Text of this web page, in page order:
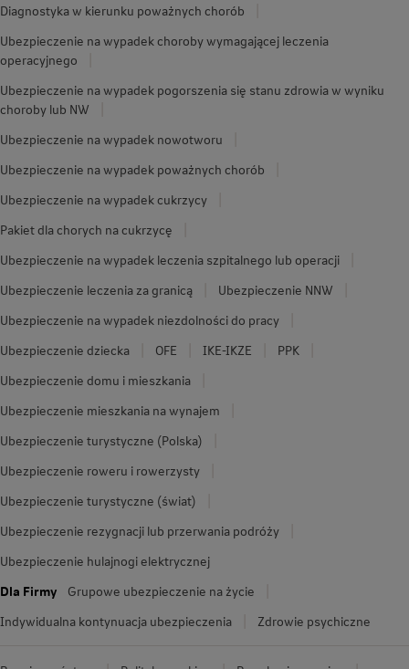
Diagnostyka w kierunku poważnych chorób
Ubezpieczenie na wypadek choroby wymagającej leczenia
operacyjnego
Ubezpieczenie na wypadek pogorszenia się stanu zdrowia w wyniku
choroby lub NW
Ubezpieczenie na wypadek nowotworu
Ubezpieczenie na wypadek poważnych chorób
Ubezpieczenie na wypadek cukrzycy
Pakiet dla chorych na cukrzycę
Ubezpieczenie na wypadek leczenia szpitalnego lub operacji
Ubezpieczenie leczenia za granicą
Ubezpieczenie NNW
Ubezpieczenie na wypadek niezdolności do pracy
Ubezpieczenie dziecka
OFE IKE-IKZE
PPK
Ubezpieczenie domu i mieszkania
Ubezpieczenie mieszkania na wynajem
Ubezpieczenie turystyczne (Polska)
Ubezpieczenie roweru i rowerzysty
Ubezpieczenie turystyczne (świat)
Ubezpieczenie rezygnacji lub przerwania podróży
Ubezpieczenie hulajnogi elektrycznej
Dla Firmy
Grupowe ubezpieczenie na życie
Indywidualna kontynuacja ubezpieczenia
Zdrowie psychiczne